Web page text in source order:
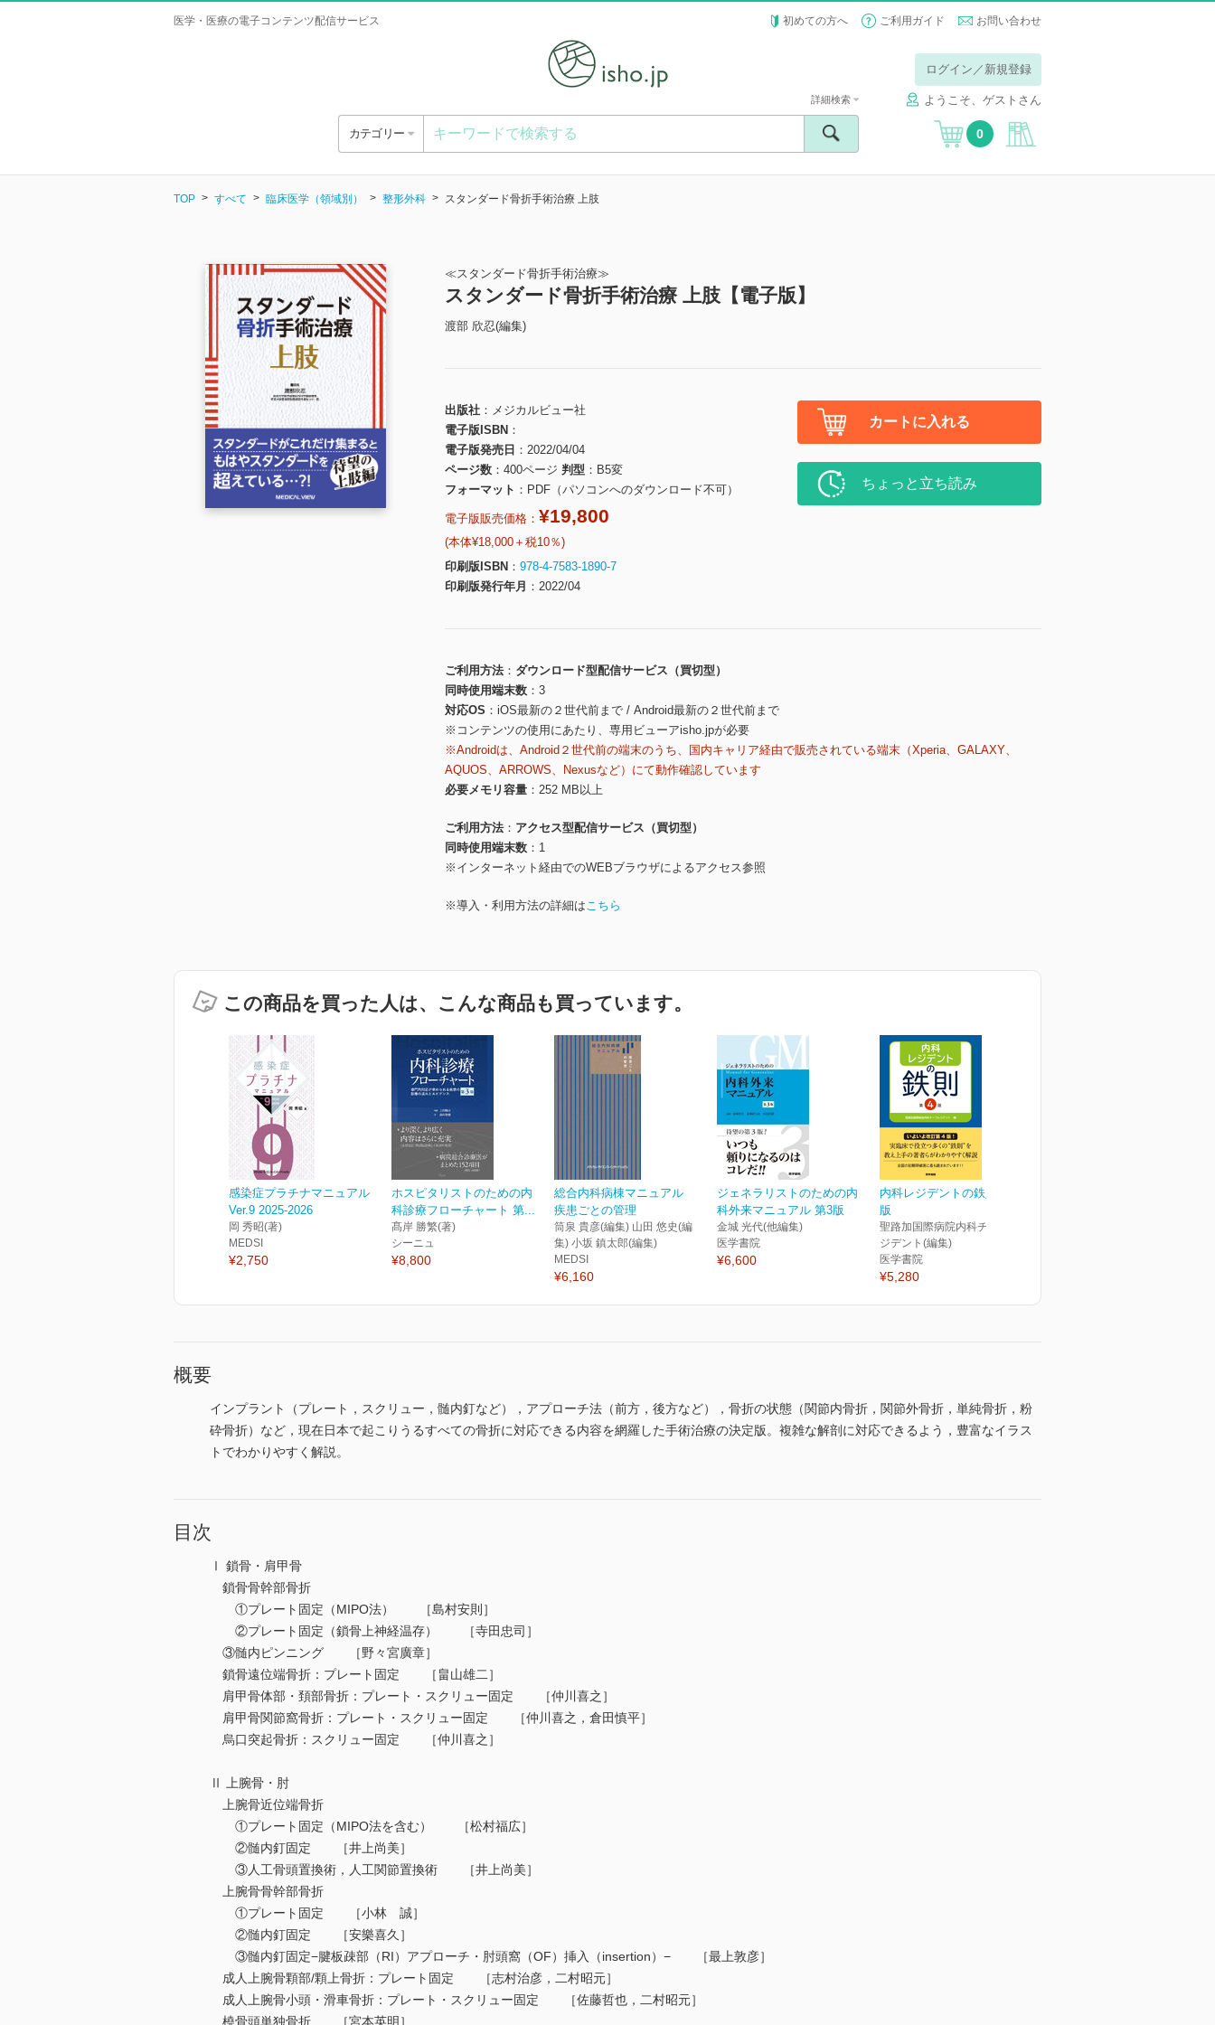
医学・医療の電子コンテンツ配信サービス 初めての方へ ご利用ガイド お問い合わせ
ログイン／新規登録
ようこそ、ゲストさん
カテゴリー
詳細検索
0
TOP すべて 臨床医学（領域別） 整形外科 スタンダード骨折手術治療 上肢
≪スタンダード骨折手術治療≫
スタンダード骨折手術治療 上肢【電子版】
渡部 欣忍(編集)
出版社
メジカルビュー社
電子版ISBN
電子版発売日
2022/04/04
ページ数
400ページ 判型
B5変
フォーマット
PDF（パソコンへのダウンロード不可）
電子版販売価格： ¥19,800
(本体¥18,000＋税10％)
印刷版ISBN
978-4-7583-1890-7
印刷版発行年月
2022/04
カートに入れる
ちょっと立ち読み
ご利用方法
ダウンロード型配信サービス（買切型）
同時使用端末数
3
対応OS
iOS最新の２世代前まで / Android最新の２世代前まで
※コンテンツの使用にあたり、専用ビューアisho.jpが必要
※Androidは、Android２世代前の端末のうち、国内キャリア経由で販売されている端末（Xperia、GALAXY、
AQUOS、ARROWS、Nexusなど）にて動作確認しています
必要メモリ容量
252 MB以上
ご利用方法
アクセス型配信サービス（買切型）
同時使用端末数
1
※インターネット経由でのWEBブラウザによるアクセス参照
※導入・利用方法の詳細はこちら
この商品を買った人は、こんな商品も買っています。
感染症プラチナマニュアル
Ver.9 2025-2026
岡 秀昭(著)
MEDSI
¥2,750
ホスピタリストのための内
科診療フローチャート 第...
髙岸 勝繁(著)
シーニュ
¥8,800
総合内科病棟マニュアル
疾患ごとの管理
筒泉 貴彦(編集) 山田 悠史(編
集) 小坂 鎮太郎(編集)
MEDSI
¥6,160
ジェネラリストのための内
科外来マニュアル 第3版
金城 光代(他編集)
医学書院
¥6,600
内科レジデントの鉄則 第4
版
聖路加国際病院内科チーフレ
ジデント(編集)
医学書院
¥5,280
概要
インプラント（プレート，スクリュー，髄内釘など），アプローチ法（前方，後方など），骨折の状態（関節内骨折，関節外骨折，単純骨折，粉
砕骨折）など，現在日本で起こりうるすべての骨折に対応できる内容を網羅した手術治療の決定版。複雑な解剖に対応できるよう，豊富なイラス
トでわかりやすく解説。
目次
Ⅰ 鎖骨・肩甲骨
鎖骨骨幹部骨折
①プレート固定（MIPO法） ［島村安則］
②プレート固定（鎖骨上神経温存） ［寺田忠司］
③髄内ピンニング ［野々宮廣章］
鎖骨遠位端骨折：プレート固定 ［畠山雄二］
肩甲骨体部・頚部骨折：プレート・スクリュー固定 ［仲川喜之］
肩甲骨関節窩骨折：プレート・スクリュー固定 ［仲川喜之，倉田慎平］
烏口突起骨折：スクリュー固定 ［仲川喜之］
Ⅱ 上腕骨・肘
上腕骨近位端骨折
①プレート固定（MIPO法を含む） ［松村福広］
②髄内釘固定 ［井上尚美］
③人工骨頭置換術，人工関節置換術 ［井上尚美］
上腕骨骨幹部骨折
①プレート固定 ［小林 誠］
②髄内釘固定 ［安樂喜久］
③髄内釘固定−腱板疎部（RI）アプローチ・肘頭窩（OF）挿入（insertion）− ［最上敦彦］
成人上腕骨顆部/顆上骨折：プレート固定 ［志村治彦，二村昭元］
成人上腕骨小頭・滑車骨折：プレート・スクリュー固定 ［佐藤哲也，二村昭元］
橈骨頭単独骨折 ［宮本英明］